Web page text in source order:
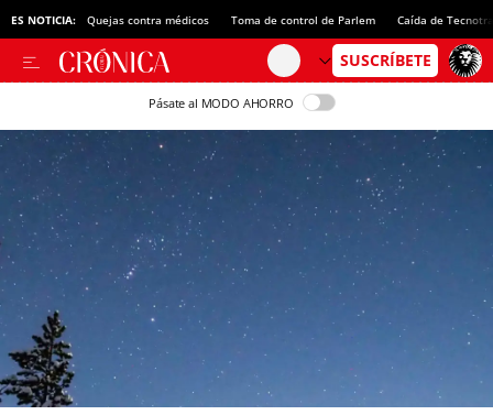
ES NOTICIA: Quejas contra médicos Toma de control de Parlem Caída de
Pásate al MODO AHORRO